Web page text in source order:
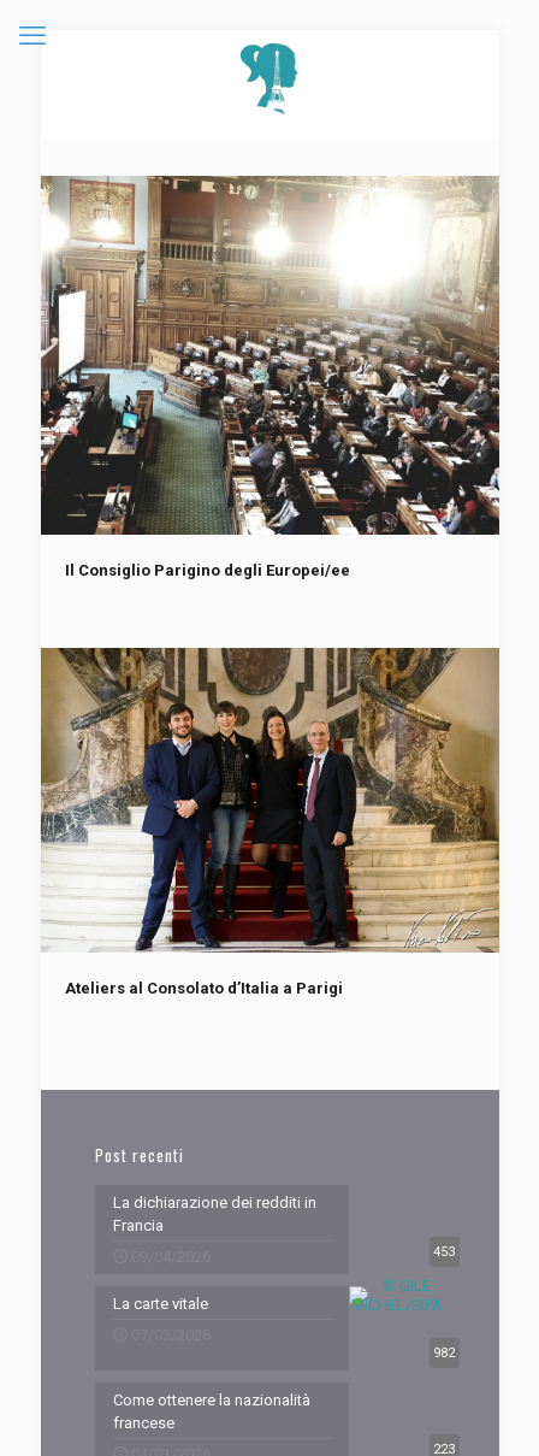
Il Consiglio Parigino degli Europei/ee
Ateliers al Consolato d’Italia a Parigi
Post recenti
453
La dichiarazione dei redditi in
Francia
982
La carte vitale
223
Come ottenere la nazionalità
francese